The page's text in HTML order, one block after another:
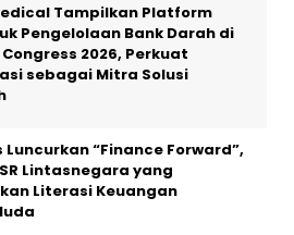
Tampilkan Platform
Pengelolaan Bank Darah di
2026, Perkuat
sebagai Mitra Solusi
Luncurkan “Finance Forward”,
Lintasnegara yang
Literasi Keuangan